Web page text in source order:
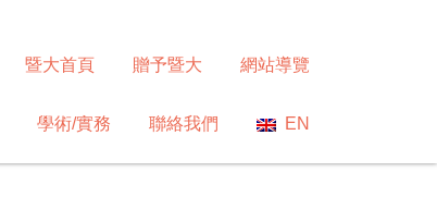
暨大首頁 贈予暨大 網站導覽
學術/實務 聯絡我們 EN